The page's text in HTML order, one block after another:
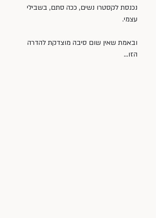
נכנסת לקסטרו נשים, ככה סתם, בשבילי
עצמי.
ובאמת שאין שום סיבה מוצדקת להדרה
הזו…